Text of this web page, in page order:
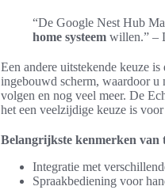
“De Google Nest Hub
home systeem willen.” –
Een andere uitstekende keuze
ingebouwd scherm, waardoor u
volgen en nog veel meer. De
het een veelzijdige keuze is
Belangrijkste kenmerken van
Integratie met
Spraakbediening voor